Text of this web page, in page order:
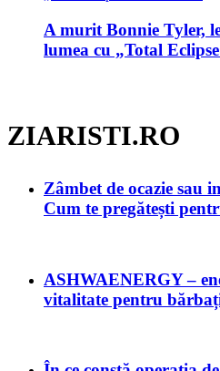
A murit Bonnie Tyler,
lumea cu „Total
ZIARISTI.RO
Zâmbet de ocazie sau
Cum te pregătești
ASHWAENERGY –
vitalitate pentru